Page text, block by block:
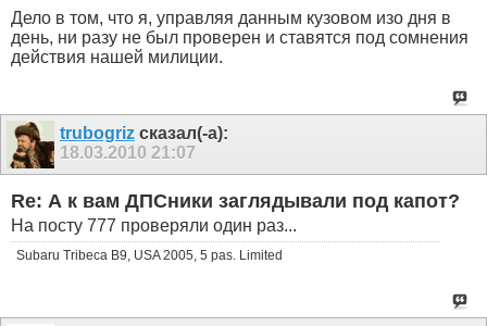
Дело в том, что я, управляя данным кузовом изо дня в
день, ни разу не был проверен и ставятся под сомнения
действия нашей милиции.
trubogriz сказал(-а):
18.03.2010 21:07
Re: А к вам ДПСники заглядывали под капот?
На посту 777 проверяли один раз...
Subaru Tribeca B9, USA 2005, 5 pas. Limited